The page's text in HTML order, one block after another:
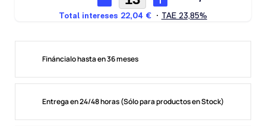
Fináncialo hasta en 36 meses
Entrega en 24/48 horas (Sólo para productos en Stock)